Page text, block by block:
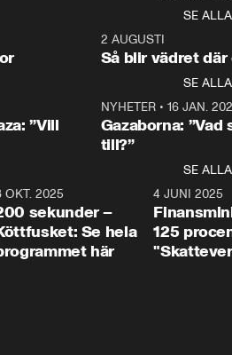
ställer
Ulf Kristersson
centrum i
avsnittet av
Makten”. Se
Aftonbladets
Rohwedder
Thand Ring
SE ALLA
2 AUGUSTI
Så blir vädret där
SE ALLA
”Vill
NYHETER• 16 JAN.
Gazaborna:
till?”
SE ALLA
4:29
OKT. 2025
sekunder –
Se hela
här
4 JUNI 2025
125